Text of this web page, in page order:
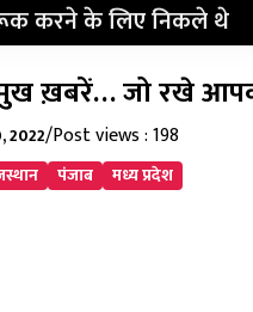
करने के लिए निकले थे
ख़बरें… जो रखे
2022/Post views : 198
पंजाब मध्य प्रदेश